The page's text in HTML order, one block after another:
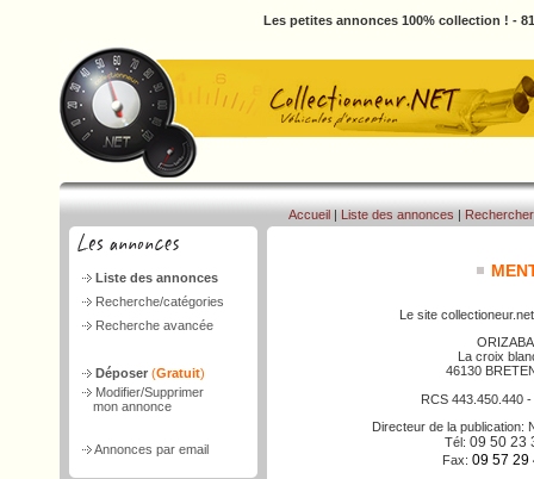
Les petites annonces 100% collection ! -
Liste des annonces
Recherche/catégories
Recherche avancée
Déposer (Gratuit)
Modifier/Supprimer
mon annonce
Annonces par email
Accueil | Liste des annonces | Rechercher
Le site
ORIZABA
La croix
46130
RCS 443.450.440
Directeur de la publication:
Tél: 09 50 23
Fax: 09 57 29